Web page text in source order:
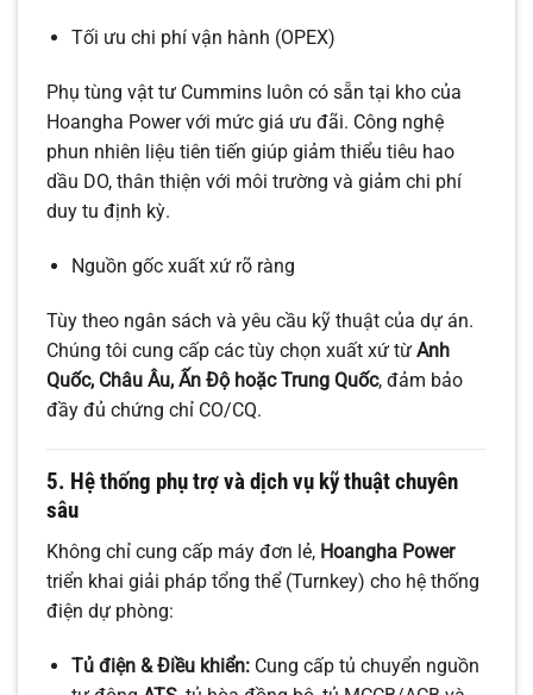
Tối ưu chi phí vận hành (OPEX)
Phụ tùng vật tư Cummins luôn có sẵn tại kho của
Hoangha Power với mức giá ưu đãi. Công nghệ
phun nhiên liệu tiên tiến giúp giảm thiểu tiêu hao
dầu DO, thân thiện với môi trường và giảm chi phí
duy tu định kỳ.
Nguồn gốc xuất xứ rõ ràng
Tùy theo ngân sách và yêu cầu kỹ thuật của dự án.
Chúng tôi cung cấp các tùy chọn xuất xứ từ Anh
Quốc, Châu Âu, Ấn Độ hoặc Trung Quốc, đảm bảo
đầy đủ chứng chỉ CO/CQ.
5. Hệ thống phụ trợ và dịch vụ kỹ thuật chuyên
sâu
Không chỉ cung cấp máy đơn lẻ, Hoangha Power
triển khai giải pháp tổng thể (Turnkey) cho hệ thống
điện dự phòng:
Tủ điện & Điều khiển:Cung cấp tủ chuyển nguồn